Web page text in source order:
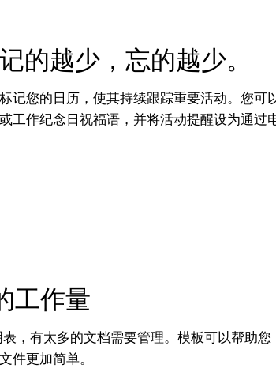
记的越少，忘的越少。
标记您的日历，使其持续跟踪重要活动。您可
或工作纪念日祝福语，并将活动提醒设为通过
工作量
，有太多的文档需要管理。模板可以帮助您
件更加简单。